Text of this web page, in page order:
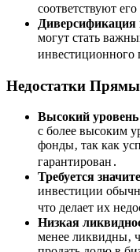
соответствуют
Диверсификация
могут стать
инвестиционного
Недостатки
Высокий уровень
с более высоким
фонды‚ так как
гарантирован․
Требуется
инвестиции
что делает их
Низкая
менее ликвидны‚